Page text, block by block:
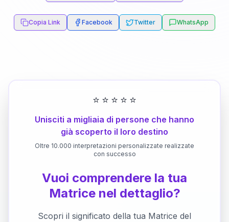
Copia Link Facebook Twitter WhatsApp
⭐ ⭐ ⭐ ⭐ ⭐
Unisciti a migliaia di persone che hanno
già scoperto il loro destino
Oltre 10.000 interpretazioni personalizzate realizzate
con successo
Vuoi comprendere la tua
Matrice nel dettaglio?
Scopri il significato della tua Matrice del